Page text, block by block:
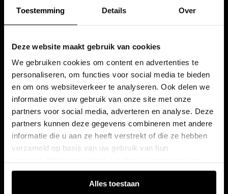
Toestemming Details Over
Deze website maakt gebruik van cookies
We gebruiken cookies om content en advertenties te
personaliseren, om functies voor social media te bieden
en om ons websiteverkeer te analyseren. Ook delen we
informatie over uw gebruik van onze site met onze
partners voor social media, adverteren en analyse. Deze
partners kunnen deze gegevens combineren met andere
informatie die u aan ze heeft verstrekt of die ze hebben
verzameld op basis van uw gebruik van hun
verschillende apparaten of browsers samengevoegd via
de extra verwerkte login-ID.Alles toestaan
Vergelijk